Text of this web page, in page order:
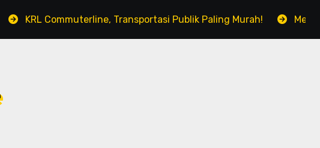
Commuterline, Transportasi Publik Paling Murah! Menyesap